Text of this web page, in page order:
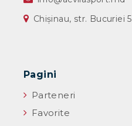
Chișinau, str. Bucuriei 5
Pagini
Parteneri
Favorite